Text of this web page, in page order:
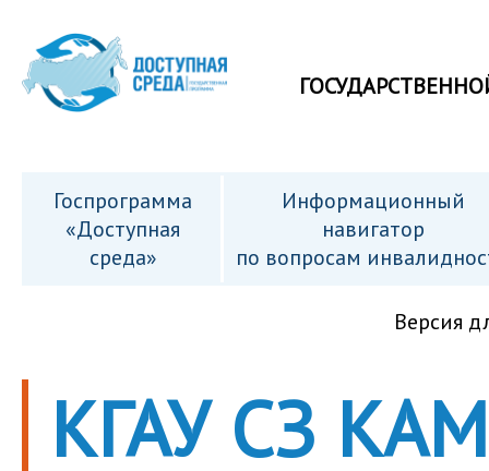
Госпрограмма
«Доступная
среда»
Информационный
навигатор
по вопросам
Версия
КГАУ СЗ